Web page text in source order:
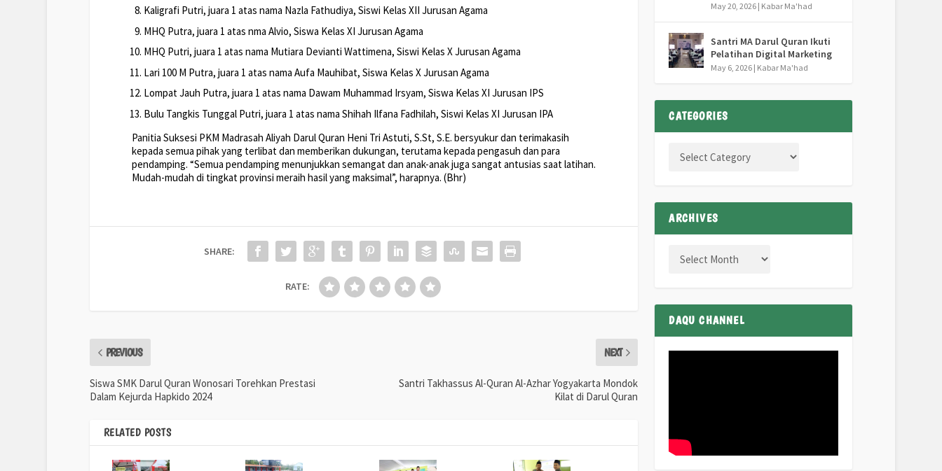
Kaligrafi Putri, juara 1 atas nama Nazla Fathudiya, Siswi Kelas XII Jurusan Agama
MHQ Putra, juara 1 atas nma Alvio, Siswa Kelas XI Jurusan Agama
MHQ Putri, juara 1 atas nama Mutiara Devianti Wattimena, Siswi Kelas X Jurusan Agama
Lari 100 M Putra, juara 1 atas nama Aufa Mauhibat, Siswa Kelas X Jurusan Agama
Lompat Jauh Putra, juara 1 atas nama Dawam Muhammad Irsyam, Siswa Kelas XI Jurusan IPS
Bulu Tangkis Tunggal Putri, juara 1 atas nama Shihah Ilfana Fadhilah, Siswi Kelas XI Jurusan IPA
Panitia Suksesi PKM Madrasah Aliyah Darul Quran Heni Tri Astuti, S.St, S.E. bersyukur dan terimakasih
kepada semua pihak yang terlibat dan memberikan dukungan, terutama kepada pengasuh dan para
pendamping. “Semua pendamping menunjukkan semangat dan anak-anak juga sangat antusias saat latihan.
Mudah-mudah di tingkat provinsi meraih hasil yang maksimal”, harapnya. (Bhr)
SHARE:
RATE:
PREVIOUS
Siswa SMK Darul Quran Wonosari Torehkan Prestasi
Dalam Kejurda Hapkido 2024
NEXT
Santri Takhassus Al-Quran Al-Azhar Yogyakarta Mondok
Kilat di Darul Quran
RELATED POSTS
May 20, 2026 | Kabar Ma'had
Santri MA Darul Quran Ikuti
Pelatihan Digital Marketing
May 6, 2026 | Kabar Ma'had
CATEGORIES
ARCHIVES
DAQU CHANNEL